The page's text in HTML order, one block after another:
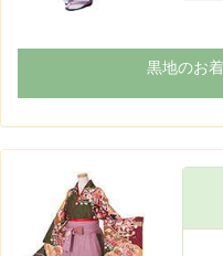
黒地のお